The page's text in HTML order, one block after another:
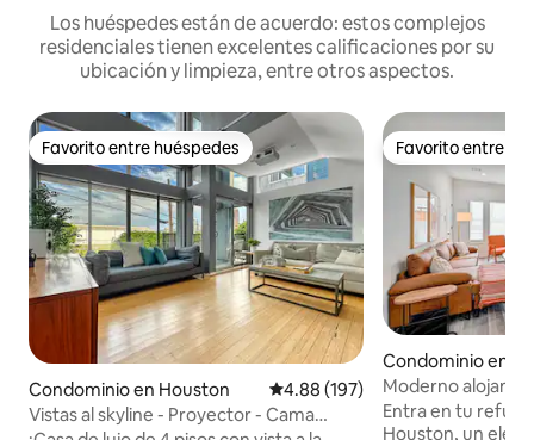
Los huéspedes están de acuerdo: estos complejos
residenciales tienen excelentes calificaciones por su
ubicación y limpieza, entre otros aspectos.
Favorito entre huéspedes
Favorito entre huéspedes
Condominio en Houston Calificación promedio: 4.88 de
4.88 (197)
Vistas al skyline - Proyector - Cama
Favorito entre
Favorito entre
Condominio en
Moderno
cerca del centro
rápida conexión
Entra en tu
Houston, un